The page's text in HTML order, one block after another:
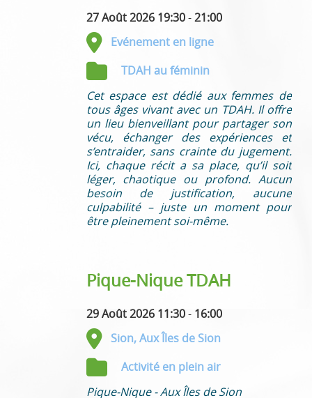
27 Août 2026 19:30 -21:00
Evénement en ligne
TDAH au féminin
Cet espace est dédié aux femmes de
tous âges vivant avec un TDAH. Il offre
un lieu bienveillant pour partager son
vécu, échanger des expériences et
s’entraider, sans crainte du jugement.
Ici, chaque récit a sa place, qu’il soit
léger, chaotique ou profond. Aucun
besoin de justification, aucune
culpabilité – juste un moment pour
être pleinement soi-même.
Pique-Nique TDAH
29 Août 2026 11:30 - 16:00
Sion, Aux Îles de Sion
Activité en plein air
Pique-Nique - Aux Îles de Sion